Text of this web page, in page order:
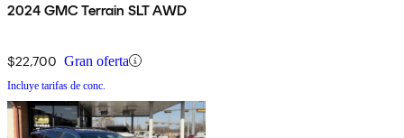
2024 GMC Terrain SLT AWD
$22,700 Gran oferta
Incluye tarifas de conc.